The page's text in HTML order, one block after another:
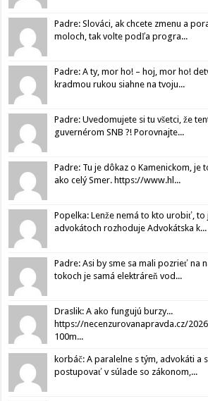
Padre: Slováci, ak chcete zmenu a
moloch, tak volte podľa progra...
Padre: A ty, mor ho! – hoj, mor ho!
kradmou rukou siahne na tvoju...
Padre: Uvedomujete si tu všetci, že
guvernérom SNB ?! Porovnajte...
Padre: Tu je dôkaz o Kamenickom, je
ako celý Smer. https://www.hl...
Popelka: Lenže nemá to kto urobiť,
advokátoch rozhoduje Advokátska k...
Padre: Asi by sme sa mali pozrieť na
tokoch je samá elektráreň vod...
Draslik: A ako fungujú burzy...
https://necenzurovanapravda.cz/
100m...
korbáč: A paralelne s tým, advokáti a
postupovať v súlade so zákonom,...